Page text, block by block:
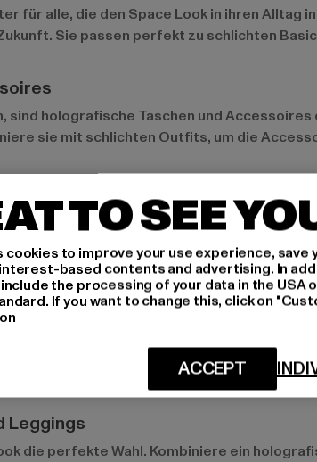
für alle, die den Space Look in ihren Alltag
Sie passen perfekt zu schlichten
sind holografische Taschen und
sie mit schlichten Outfits, um die
für einen mutigen Look
ebenfalls ein wichtiger Teil des Space
oder Hoodies sind perfekt für
und Jeans
du eine Metallic-Jacke mit einer Jeans
Accessoires in neutralen Farben ist der
Leggings
die perfekte Wahl. Kombiniere ein
TO SEE
cookies to improve your use experience,
based contents and advertising. In
the processing of your data in the
If you want to change this, click on
ACCEPT